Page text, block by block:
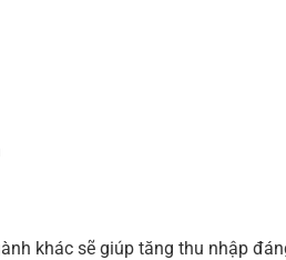
khác sẽ giúp tăng thu nhập